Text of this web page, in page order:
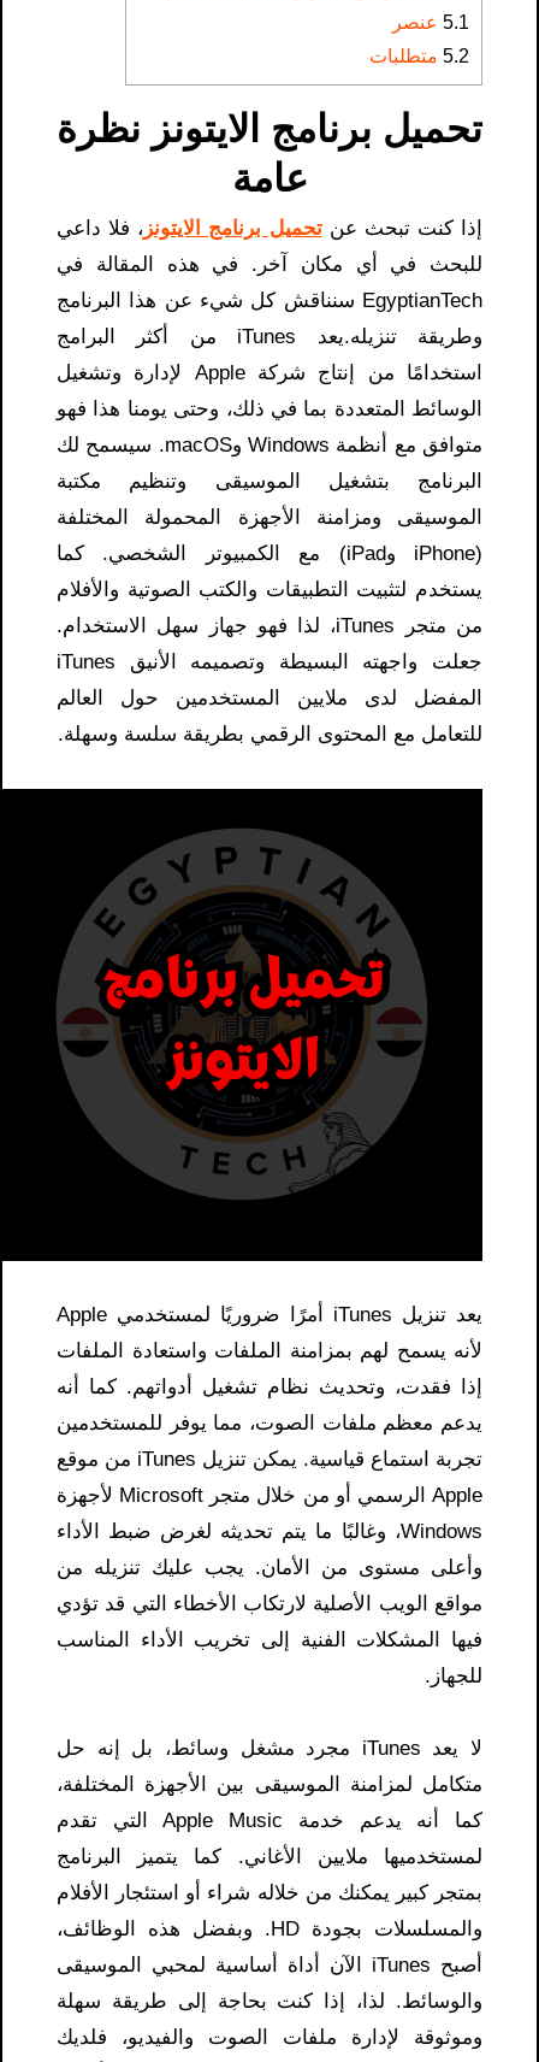
5.1 عنصر
5.2 متطلبات
تحميل برنامج الايتونز​ نظرة
عامة
إذا كنت تبحث عنتحميل برنامج الايتونز ​، فلا داعي
للبحث في أي مكان آخر. في هذه المقالة في
EgyptianTech سنناقش كل شيء عن هذا البرنامج
وطريقة تنزيله.يعد iTunes من أكثر البرامج
استخدامًا من إنتاج شركة Apple لإدارة وتشغيل
الوسائط المتعددة بما في ذلك، وحتى يومنا هذا فهو
متوافق مع أنظمة Windows وmacOS. سيسمح لك
البرنامج بتشغيل الموسيقى وتنظيم مكتبة
الموسيقى ومزامنة الأجهزة المحمولة المختلفة
(iPhone وiPad) مع الكمبيوتر الشخصي. كما
يستخدم لتثبيت التطبيقات والكتب الصوتية والأفلام
من متجر iTunes، لذا فهو جهاز سهل الاستخدام.
جعلت واجهته البسيطة وتصميمه الأنيق iTunes
المفضل لدى ملايين المستخدمين حول العالم
للتعامل مع المحتوى الرقمي بطريقة سلسة وسهلة.
يعد تنزيل iTunes أمرًا ضروريًا لمستخدمي Apple
لأنه يسمح لهم بمزامنة الملفات واستعادة الملفات
إذا فقدت، وتحديث نظام تشغيل أدواتهم. كما أنه
يدعم معظم ملفات الصوت، مما يوفر للمستخدمين
تجربة استماع قياسية. يمكن تنزيل iTunes من موقع
Apple الرسمي أو من خلال متجر Microsoft لأجهزة
Windows، وغالبًا ما يتم تحديثه لغرض ضبط الأداء
وأعلى مستوى من الأمان. يجب عليك تنزيله من
مواقع الويب الأصلية لارتكاب الأخطاء التي قد تؤدي
فيها المشكلات الفنية إلى تخريب الأداء المناسب
للجهاز.
لا يعد iTunes مجرد مشغل وسائط، بل إنه حل
متكامل لمزامنة الموسيقى بين الأجهزة المختلفة،
كما أنه يدعم خدمة Apple Music التي تقدم
لمستخدميها ملايين الأغاني. كما يتميز البرنامج
بمتجر كبير يمكنك من خلاله شراء أو استئجار الأفلام
والمسلسلات بجودة HD. وبفضل هذه الوظائف،
أصبح iTunes الآن أداة أساسية لمحبي الموسيقى
والوسائط. لذا، إذا كنت بحاجة إلى طريقة سهلة
وموثوقة لإدارة ملفات الصوت والفيديو، فلديك